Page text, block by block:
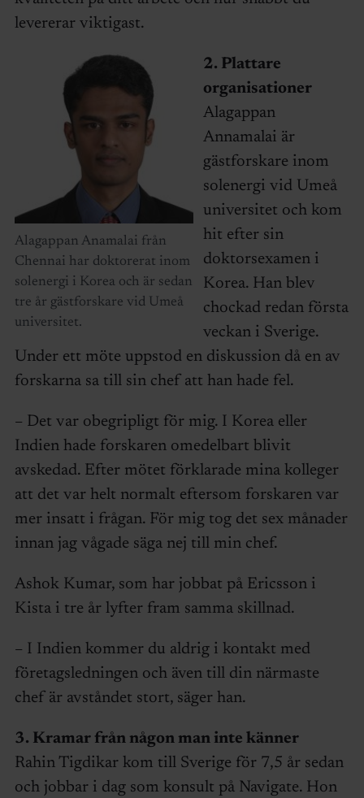
levererar viktigast.
Alagappan Anamalai från
Chennai har doktorerat inom
solenergi i Korea och är sedan
tre år gästforskare vid Umeå
universitet.
2. Plattare
organisationer
Alagappan
Annamalai är
gästforskare inom
solenergi vid Umeå
universitet och kom
hit efter sin
doktorsexamen i
Korea. Han blev
chockad redan första
veckan i Sverige.
Under ett möte uppstod en diskussion då en av
forskarna sa till sin chef att han hade fel.
– Det var obegripligt för mig. I Korea eller
Indien hade forskaren omedelbart blivit
avskedad. Efter mötet förklarade mina kolleger
att det var helt normalt eftersom forskaren var
mer insatt i frågan. För mig tog det sex månader
innan jag vågade säga nej till min chef.
Ashok Kumar, som har jobbat på Ericsson i
Kista i tre år lyfter fram samma skillnad.
– I Indien kommer du aldrig i kontakt med
företagsledningen och även till din närmaste
chef är avståndet stort, säger han.
3. Kramar från någon man inte känner
Rahin Tigdikar kom till Sverige för 7,5 år sedan
och jobbar i dag som konsult på Navigate. Hon